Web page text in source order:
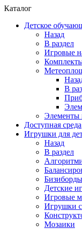
Каталог
Детское
Назад
В раздел
Игровые
В
Элементы
Доступная среда
Игрушки для
Назад
В раздел
Бизиборды
Детские
Игровые
Игрушки с
Мозаики